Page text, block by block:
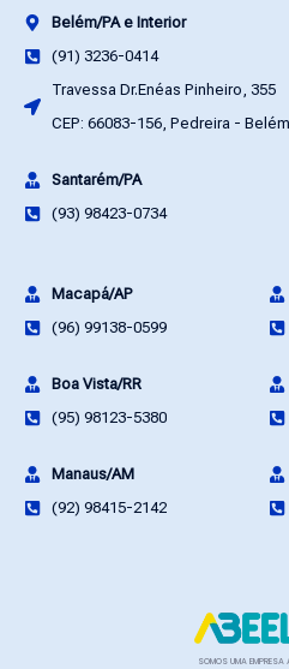
Belém/PA e Interior
(91) 3236-0414
Travessa Dr.Enéas Pinheiro, 355
CEP: 66083-156, Pedreira -
Santarém/PA
(93) 98423-0734
Macapá/AP
(96) 99138-0599
Boa Vista/RR
(95) 98123-5380
Manaus/AM
(92) 98415-2142
SOMOS UMA EMPRESA